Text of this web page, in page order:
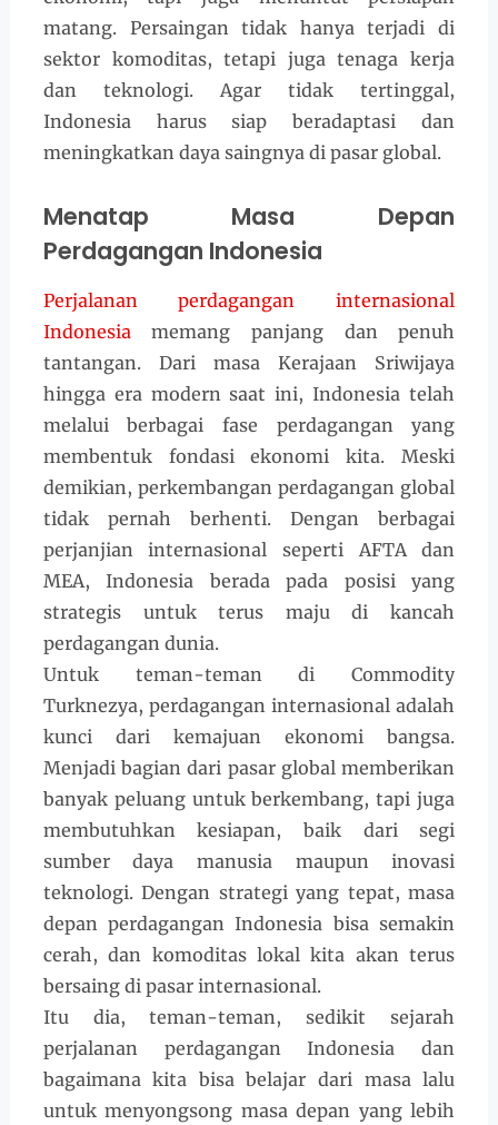
matang. Persaingan tidak hanya terjadi di
sektor komoditas, tetapi juga tenaga kerja
dan teknologi. Agar tidak tertinggal,
Indonesia harus siap beradaptasi dan
meningkatkan daya saingnya di pasar global.
Menatap Masa Depan
Perdagangan Indonesia
Perjalanan perdagangan internasional
Indonesiamemang panjang dan penuh
tantangan. Dari masa Kerajaan Sriwijaya
hingga era modern saat ini, Indonesia telah
melalui berbagai fase perdagangan yang
membentuk fondasi ekonomi kita. Meski
demikian, perkembangan perdagangan global
tidak pernah berhenti. Dengan berbagai
perjanjian internasional seperti AFTA dan
MEA, Indonesia berada pada posisi yang
strategis untuk terus maju di kancah
perdagangan dunia.
Untuk teman-teman di Commodity
Turknezya, perdagangan internasional adalah
kunci dari kemajuan ekonomi bangsa.
Menjadi bagian dari pasar global memberikan
banyak peluang untuk berkembang, tapi juga
membutuhkan kesiapan, baik dari segi
sumber daya manusia maupun inovasi
teknologi. Dengan strategi yang tepat, masa
depan perdagangan Indonesia bisa semakin
cerah, dan komoditas lokal kita akan terus
bersaing di pasar internasional.
Itu dia, teman-teman, sedikit sejarah
perjalanan perdagangan Indonesia dan
bagaimana kita bisa belajar dari masa lalu
untuk menyongsong masa depan yang lebih